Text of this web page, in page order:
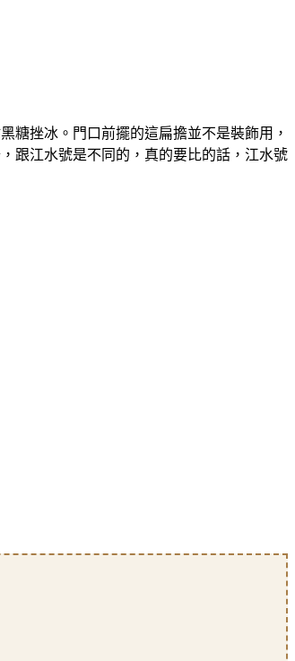
糖挫冰。門口前擺的這扁擔並不是裝飾用，
跟江水號是不同的，真的要比的話，江水號